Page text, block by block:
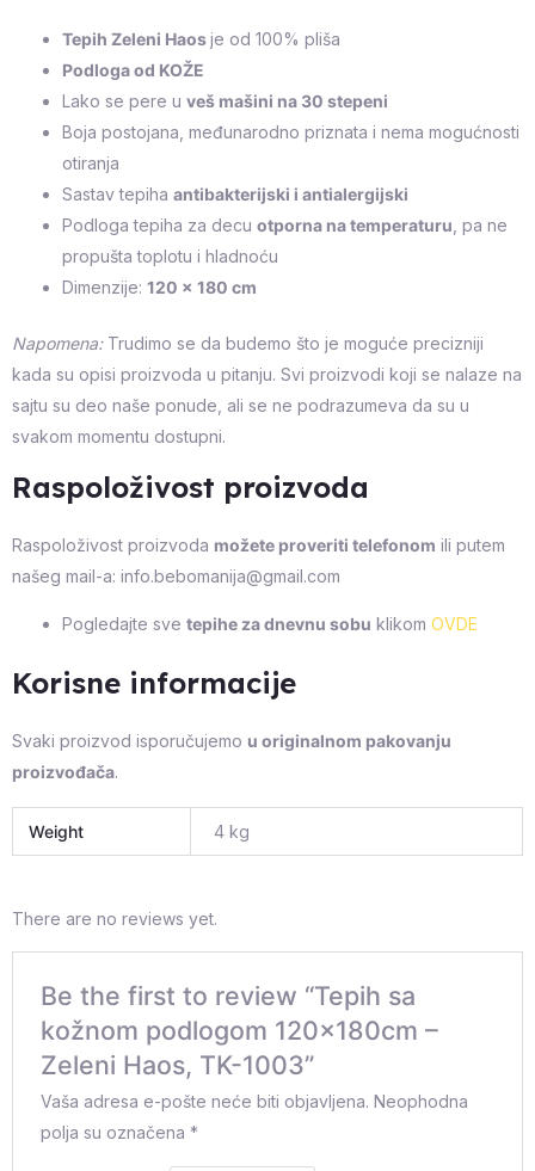
Tepih Zeleni Haosje od 100% pliša
Podloga od KOŽE
Lako se pere u veš mašini na 30 stepeni
Boja postojana, međunarodno priznata i nema mogućnosti
otiranja
Sastav tepiha antibakterijski i antialergijski
Podloga tepiha za decu otporna na temperaturu , pa ne
propušta toplotu i hladnoću
Dimenzije: 120 x 180 cm
Napomena:Trudimo se da budemo što je moguće precizniji
kada su opisi proizvoda u pitanju. Svi proizvodi koji se nalaze na
sajtu su deo naše ponude, ali se ne podrazumeva da su u
svakom momentu dostupni.
Raspoloživost proizvoda
Raspoloživost proizvoda možete proveriti telefonom ili putem
našeg mail-a: info.bebomanija@gmail.com
Pogledajte sve tepihe za dnevnu sobu klikom OVDE
Korisne informacije
Svaki proizvod isporučujemo u originalnom pakovanju
proizvođača.
Weight 4 kg
There are no reviews yet.
Be the first to review “Tepih sa
kožnom podlogom 120x180cm –
Zeleni Haos, TK-1003”
Vaša adresa e-pošte neće biti objavljena. Neophodna
polja su označena*